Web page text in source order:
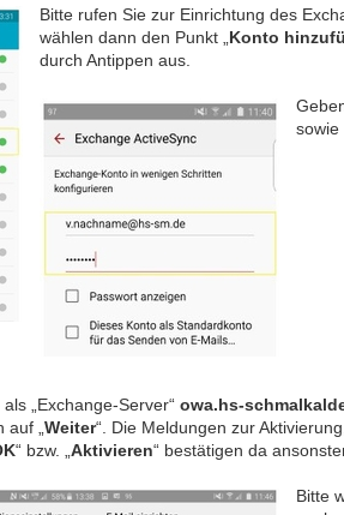
Bitte rufen Sie zur Einrichtung des
wählen dann den Punkt „ Konto
durch Antippen aus.
sowie
„Exchange-Server“ owa.hs-
„ Weiter“. Die Meldungen zur
“ bzw. „ Aktivieren“ bestätigen da
Bitte